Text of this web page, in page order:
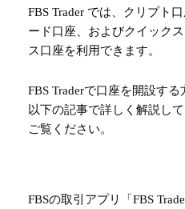
FBS Trader では、クリプト
ード口座、およびクイック
ス口座を利用できます。
FBS Traderで口座を開設す
以下の記事で詳しく解説して
ご覧ください。
FBSの取引アプリ「FBS